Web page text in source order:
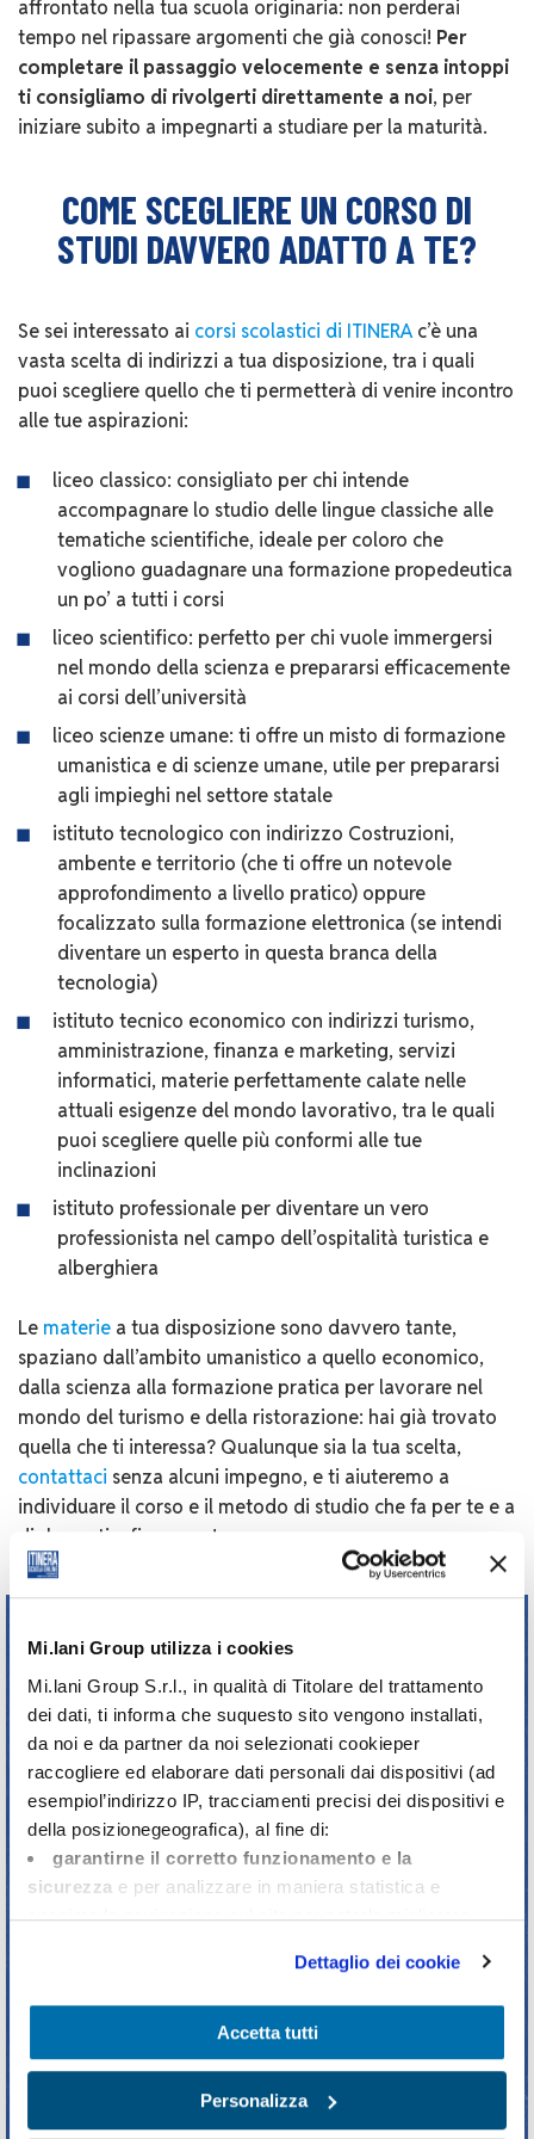
Mi.lani Group utilizza i cookies
Mi.lani Group S.r.l., in qualità di Titolare del trattamento
dei dati, ti informa che suquesto sito vengono installati,
da noi e da partner da noi selezionati cookieper
raccogliere ed elaborare dati personali dai dispositivi (ad
esempiol’indirizzo IP, tracciamenti precisi dei dispositivi e
della posizionegeografica), al fine di:
garantirne il corretto funzionamento e la
sicurezza e per analizzare in maniera statistica e
anonima la navigazione sul sito per poterlo migliorare
mostrarti offerte commerciali personalizzatesulla
base dei tuoi interessi, delle preferenze da te manifestate
e della tua posizione (Offerte commerciali
personalizzate);
nostro sito contenuti ospitati sui social network (Social
Dettaglio dei cookie
Accetta tutti
Personalizza
affrontato nella tua scuola originaria: non perderai
tempo nel ripassare argomenti che già conosci! Per
completare il passaggio velocemente e senza intoppi
ti consigliamo di rivolgerti direttamente a noi, per
iniziare subito a impegnarti a studiare per la maturità.
COME SCEGLIERE UN CORSO DI
STUDI DAVVERO ADATTO A TE?
Se sei interessato ai corsi scolastici di ITINERAc’è una
vasta scelta di indirizzi a tua disposizione, tra i quali
puoi scegliere quello che ti permetterà di venire incontro
alle tue aspirazioni:
liceo classico: consigliato per chi intende
accompagnare lo studio delle lingue classiche alle
tematiche scientifiche, ideale per coloro che
vogliono guadagnare una formazione propedeutica
un po’ a tutti i corsi
liceo scientifico: perfetto per chi vuole immergersi
nel mondo della scienza e prepararsi efficacemente
ai corsi dell’università
liceo scienze umane: ti offre un misto di formazione
umanistica e di scienze umane, utile per prepararsi
agli impieghi nel settore statale
istituto tecnologico con indirizzo Costruzioni,
ambente e territorio (che ti offre un notevole
approfondimento a livello pratico) oppure
focalizzato sulla formazione elettronica (se intendi
diventare un esperto in questa branca della
tecnologia)
istituto tecnico economico con indirizzi turismo,
amministrazione, finanza e marketing, servizi
informatici, materie perfettamente calate nelle
attuali esigenze del mondo lavorativo, tra le quali
puoi scegliere quelle più conformi alle tue
inclinazioni
istituto professionale per diventare un vero
professionista nel campo dell’ospitalità turistica e
alberghiera
Le materie a tua disposizione sono davvero tante,
spaziano dall’ambito umanistico a quello economico,
dalla scienza alla formazione pratica per lavorare nel
mondo del turismo e della ristorazione: hai già trovato
quella che ti interessa? Qualunque sia la tua scelta,
contattaci senza alcuni impegno, e ti aiuteremo a
individuare il corso e il metodo di studio che fa per te e a
diplomarti a fine anno!
BLOG IL BLOG DI ITINERA
Perché ritornare a scuola dopo
averla abbandonata
LEGGI L'ARTICOLO
Come organizzare il ripasso in
vista della maturità
LEGGI L'ARTICOLO